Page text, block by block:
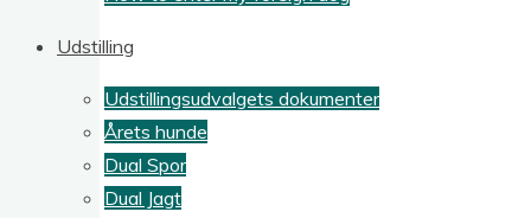
Udstilling
Udstillingsudvalgets dokumenter
Årets hunde
Dual Spor
Dual Jagt